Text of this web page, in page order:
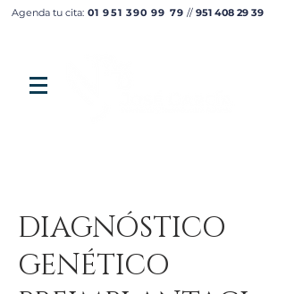
Agenda tu cita: 01 951 390 99 79 // 951 408 29 39
DIAGNÓSTICO
GENÉTICO